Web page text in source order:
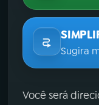
Sugira
Você será